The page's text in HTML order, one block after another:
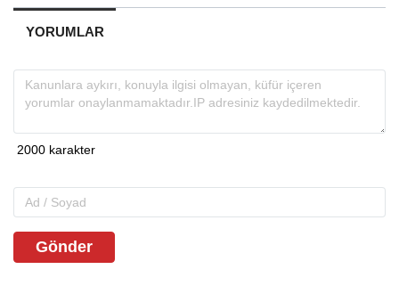
YORUMLAR
Gönder